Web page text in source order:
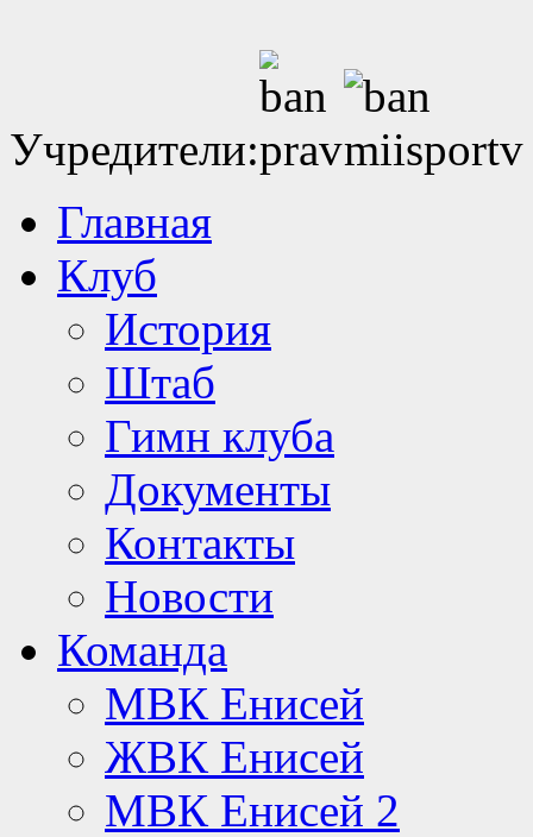
Учредители:
Главная
Клуб
История
Штаб
Гимн клуба
Документы
Контакты
Новости
Команда
МВК Енисей
ЖВК Енисей
МВК Енисей 2